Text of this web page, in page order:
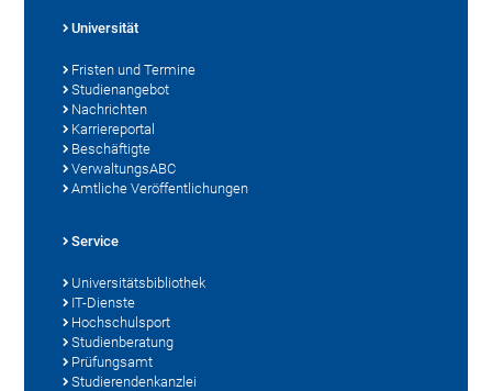
Universität
Fristen und Termine
Studienangebot
Nachrichten
Karriereportal
Beschäftigte
VerwaltungsABC
Amtliche Veröffentlichungen
Service
Universitätsbibliothek
IT-Dienste
Hochschulsport
Studienberatung
Prüfungsamt
Studierendenkanzlei